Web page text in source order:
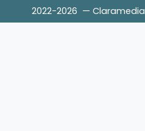
2022-2026 — Claramedia